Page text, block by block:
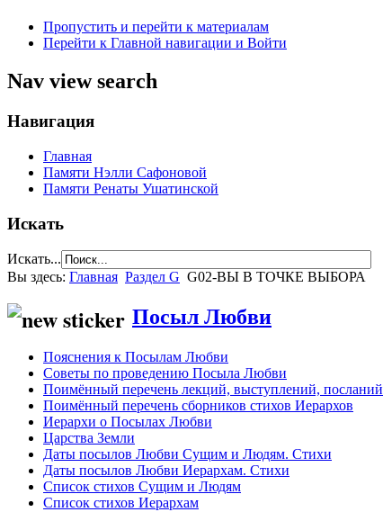
Пропустить и перейти к материалам
Перейти к Главной навигации и Войти
Nav view search
Навигация
Главная
Памяти Нэлли Сафоновой
Памяти Ренаты Ушатинской
Искать
Искать...
Вы здесь: Главная Раздел G G02-ВЫ В ТОЧКЕ ВЫБОРА
Посыл Любви
Пояснения к Посылам Любви
Советы по проведению Посыла Любви
Поимённый перечень лекций, выступлений, посланий
Поимённый перечень сборников стихов Иерархов
Иерархи о Посылах Любви
Царства Земли
Даты посылов Любви Сущим и Людям. Стихи
Даты посылов Любви Иерархам. Стихи
Список стихов Сущим и Людям
Список стихов Иерархам